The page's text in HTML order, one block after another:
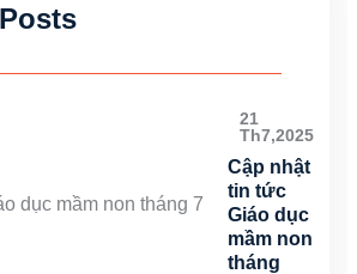
21
Th7,2025
Cập nhật
tin tức
Giáo dục
mầm non
tháng